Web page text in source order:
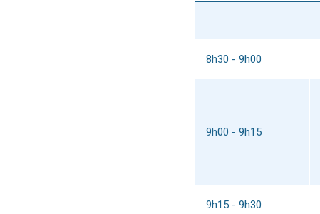
8h30 - 9h00
9h00 - 9h15
9h15 - 9h30